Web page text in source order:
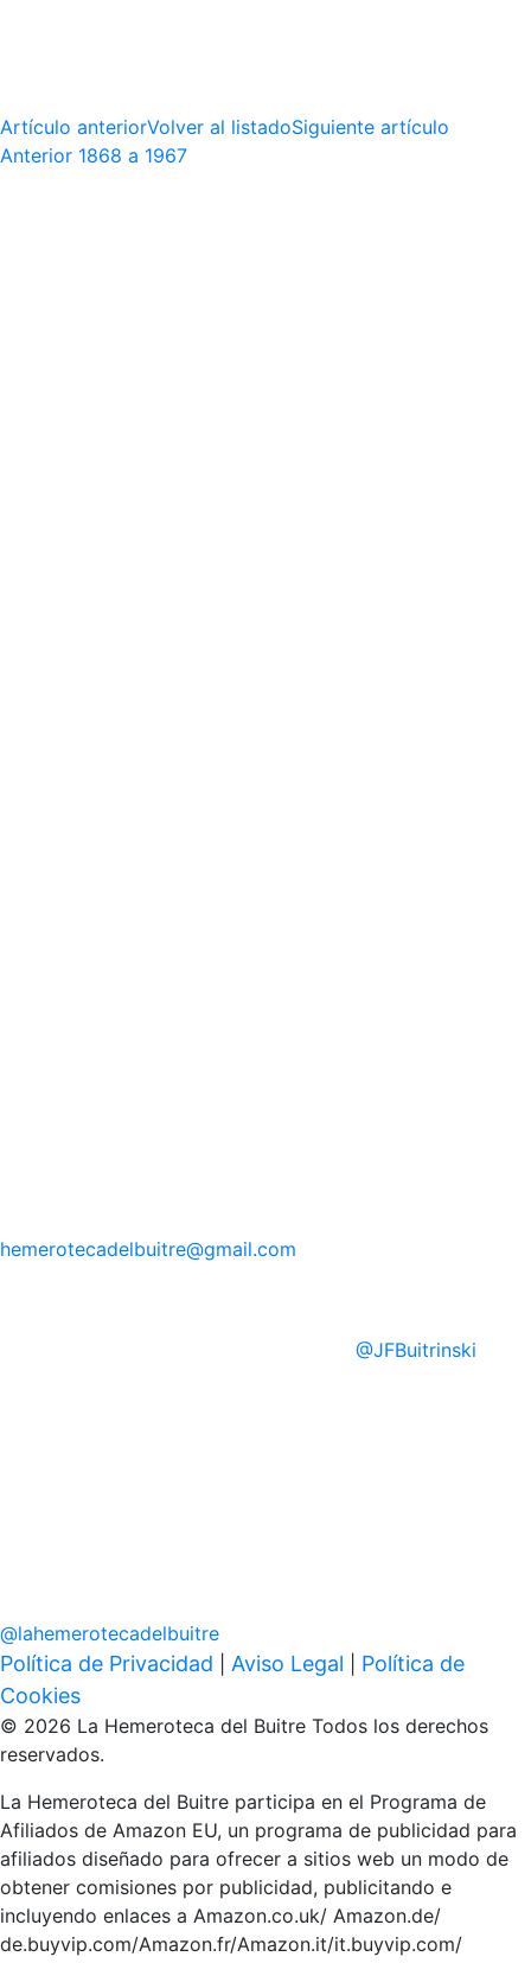
Artículo anteriorVolver al listadoSiguiente artículo
Anterior 1868 a 1967
hemerotecadelbuitre@gmail.com
@JFBuitrinski
@lahemerotecadelbuitre
Política de Privacidad Aviso Legal
Política de
Cookies
© 2026 La Hemeroteca del Buitre Todos los derechos
reservados.
La Hemeroteca del Buitre participa en el Programa de
Afiliados de Amazon EU, un programa de publicidad para
afiliados diseñado para ofrecer a sitios web un modo de
obtener comisiones por publicidad, publicitando e
incluyendo enlaces a Amazon.co.uk/ Amazon.de/
de.buyvip.com/Amazon.fr/Amazon.it/it.buyvip.com/